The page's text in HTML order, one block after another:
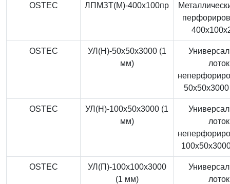
OSTEC ЛПМЗТ(М)-400x100пр
OSTEC
УЛ(Н)-50x50x3000 (1
мм)
лоток
OSTEC
УЛ(Н)-100x50x3000 (1
мм)
лоток
OSTEC
УЛ(П)-100x100x3000
(1 мм)
лоток